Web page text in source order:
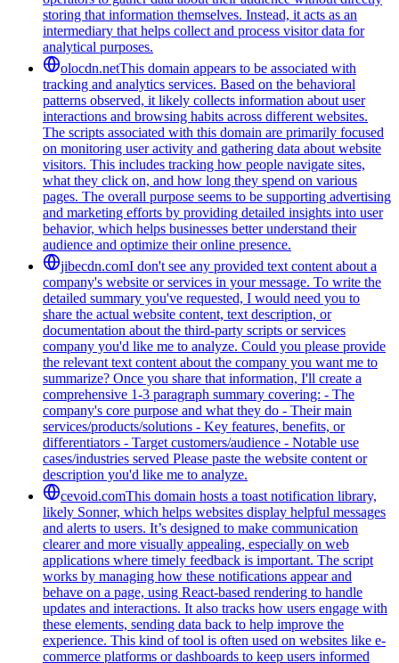
storing that information themselves. Instead, it acts as an
intermediary that helps collect and process visitor data for
analytical purposes.
olocdn.netThis domain appears to be associated with
tracking and analytics services. Based on the behavioral
patterns observed, it likely collects information about user
interactions and browsing habits across different websites.
The scripts associated with this domain are primarily focused
on monitoring user activity and gathering data about website
visitors. This includes tracking how people navigate sites,
what they click on, and how long they spend on various
pages. The overall purpose seems to be supporting advertising
and marketing efforts by providing detailed insights into user
behavior, which helps businesses better understand their
audience and optimize their online presence.
jibecdn.comI don't see any provided text content about a
company's website or services in your message. To write the
detailed summary you've requested, I would need you to
share the actual website content, text description, or
documentation about the third-party scripts or services
company you'd like me to analyze. Could you please provide
the relevant text content about the company you want me to
summarize? Once you share that information, I'll create a
comprehensive 1-3 paragraph summary covering: - The
company's core purpose and what they do - Their main
services/products/solutions - Key features, benefits, or
differentiators - Target customers/audience - Notable use
cases/industries served Please paste the website content or
description you'd like me to analyze.
cevoid.comThis domain hosts a toast notification library,
likely Sonner, which helps websites display helpful messages
and alerts to users. It’s designed to make communication
clearer and more visually appealing, especially on web
applications where timely feedback is important. The script
works by managing how these notifications appear and
behave on a page, using React-based rendering to handle
updates and interactions. It also tracks how users engage with
these elements, sending data back to help improve the
experience. This kind of tool is often used on websites like e-
commerce platforms or dashboards to keep users informed